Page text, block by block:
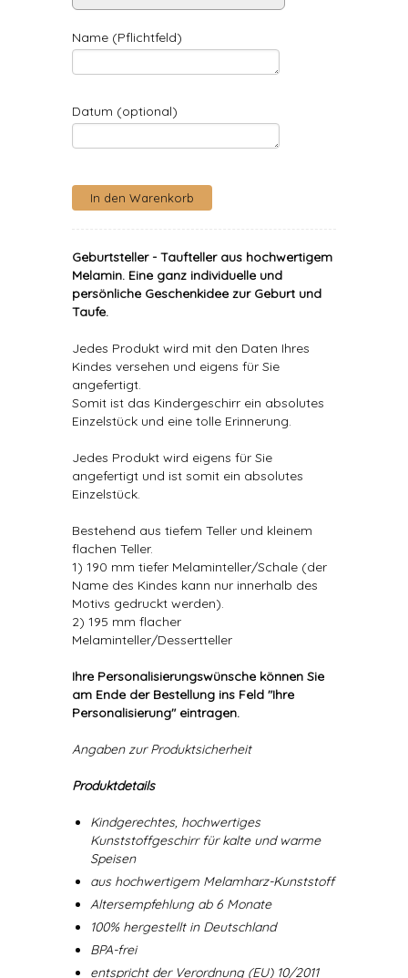
Name (Pflichtfeld)
Datum (optional)
Geburtsteller - Taufteller aus hochwertigem
Melamin. Eine ganz individuelle und
persönliche Geschenkidee zur Geburt und
Taufe.
Jedes Produkt wird mit den Daten Ihres
Kindes versehen und eigens für Sie
angefertigt.
Somit ist das Kindergeschirr ein absolutes
Einzelstück und eine tolle Erinnerung.
Jedes Produkt wird eigens für Sie
angefertigt und ist somit ein absolutes
Einzelstück.
Bestehend aus tiefem Teller und kleinem
flachen Teller.
1) 190 mm tiefer Melaminteller/Schale (der
Name des Kindes kann nur innerhalb des
Motivs gedruckt werden).
2) 195 mm flacher
Melaminteller/Dessertteller
Ihre Personalisierungswünsche können Sie
am Ende der Bestellung ins Feld "Ihre
Personalisierung" eintragen.
Angaben zur Produktsicherheit
Produktdetails
Kindgerechtes, hochwertiges
Kunststoffgeschirr für kalte und warme
Speisen
aus hochwertigem Melamharz-Kunststoff
Altersempfehlung ab 6 Monate
100% hergestellt in Deutschland
BPA-frei
entspricht der Verordnung (EU) 10/2011